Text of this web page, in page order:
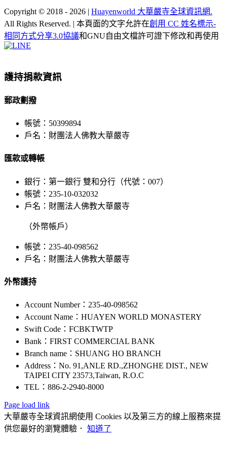
Copyright © 2018 - 2026 | Huayenworld 大華嚴寺全球資訊網.
All Rights Reserved. | 本頁面的文字允許在創用 CC 姓名標示-
相同方式分享3.0協議和GNU自由文檔許可證下修改和再使用
Facebook
X
WeChat
YouTube
LINE
Bar
Area
護持捐款資訊
郵政劃撥
帳號：50399894
戶名：財團法人佛教大華嚴寺
匯款或轉帳
銀行：第一銀行 雙和分行（代號：007）
帳號：235-10-032032
戶名：財團法人佛教大華嚴寺
（外幣帳戶）
帳號：235-40-098562
戶名：財團法人佛教大華嚴寺
外幣護持
Account Number：235-40-098562
Account Name：HUAYEN WORLD MONASTERY
Swift Code：FCBKTWTP
Bank：FIRST COMMERCIAL BANK
Branch name：SHUANG HO BRANCH
Address：No. 91,ANLE RD.,ZHONGHE DIST., NEW
TAIPEI CITY 23573,Taiwan, R.O.C
TEL：886-2-2940-8000
Page load link
大華嚴寺全球資訊網使用 Cookies 以及第三方的線上服務來提
供您最好的瀏覽體驗． 知道了